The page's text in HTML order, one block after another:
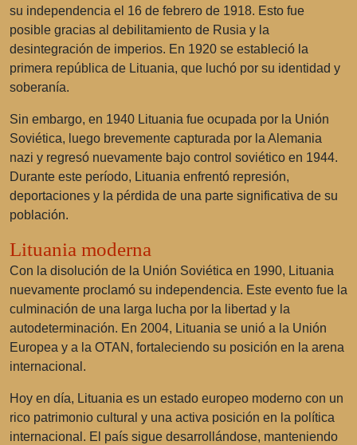
su independencia el 16 de febrero de 1918. Esto fue
posible gracias al debilitamiento de Rusia y la
desintegración de imperios. En 1920 se estableció la
primera república de Lituania, que luchó por su identidad y
soberanía.
Sin embargo, en 1940 Lituania fue ocupada por la Unión
Soviética, luego brevemente capturada por la Alemania
nazi y regresó nuevamente bajo control soviético en 1944.
Durante este período, Lituania enfrentó represión,
deportaciones y la pérdida de una parte significativa de su
población.
Lituania moderna
Con la disolución de la Unión Soviética en 1990, Lituania
nuevamente proclamó su independencia. Este evento fue la
culminación de una larga lucha por la libertad y la
autodeterminación. En 2004, Lituania se unió a la Unión
Europea y a la OTAN, fortaleciendo su posición en la arena
internacional.
Hoy en día, Lituania es un estado europeo moderno con un
rico patrimonio cultural y una activa posición en la política
internacional. El país sigue desarrollándose, manteniendo